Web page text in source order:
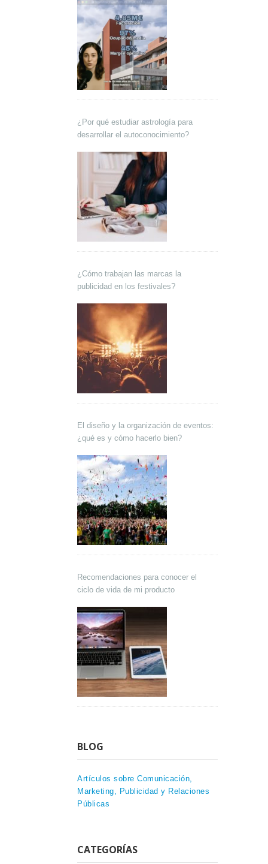
¿Por qué estudiar astrología para
desarrollar el autoconocimiento?
¿Cómo trabajan las marcas la
publicidad en los festivales?
El diseño y la organización de eventos:
¿qué es y cómo hacerlo bien?
Recomendaciones para conocer el
ciclo de vida de mi producto
BLOG
Artículos sobre Comunicación,
Marketing, Publicidad y Relaciones
Públicas
CATEGORÍAS